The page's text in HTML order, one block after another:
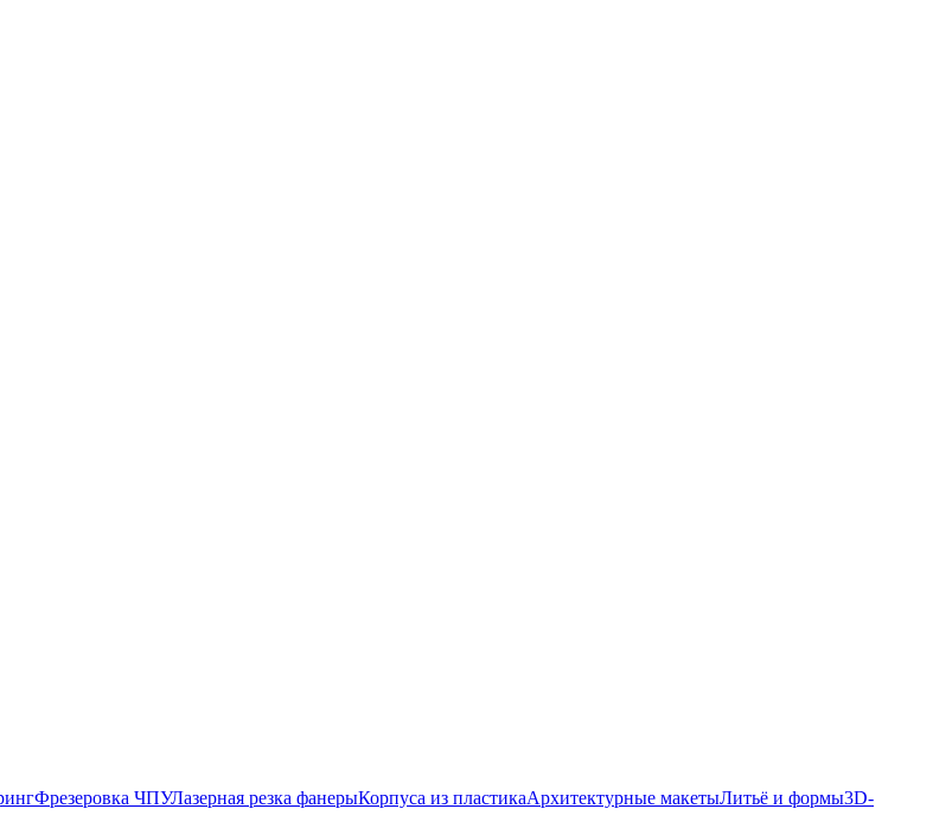
Фрезеровка ЧПУЛазерная резка фанерыКорпуса из пластикаАрхитектурные макетыЛитьё и формы3D-